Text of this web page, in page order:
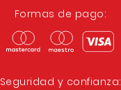
Formas de pago:
Seguridad y confianza: